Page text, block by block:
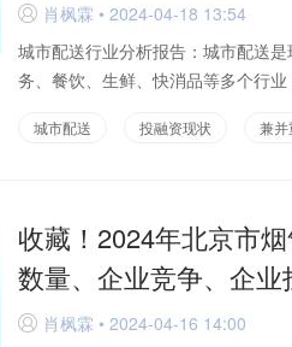
D 肖枫霖 • 2024-04-18 13:54
城市配送行业分析报告：城市配送
务、餐饮、生鲜、快消品等多个行
城市配送 投融资现状 兼并
收藏！2024年北京市
数量、企业竞争、企业
D 肖枫霖 • 2024-04-16 14:00